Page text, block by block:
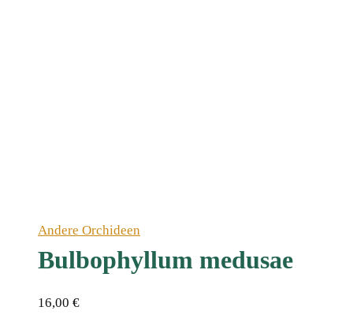
Andere Orchideen
Bulbophyllum medusae
16,00 €